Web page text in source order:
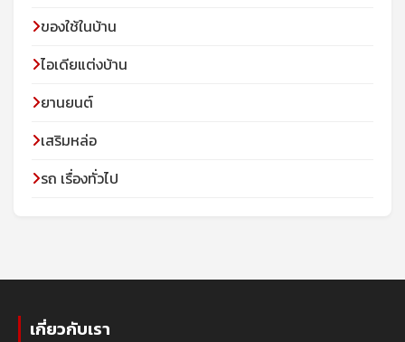
ของใช้ในบ้าน
ไอเดียแต่งบ้าน
ยานยนต์
เสริมหล่อ
รถ เรื่องทั่วไป
เกี่ยวกับเรา